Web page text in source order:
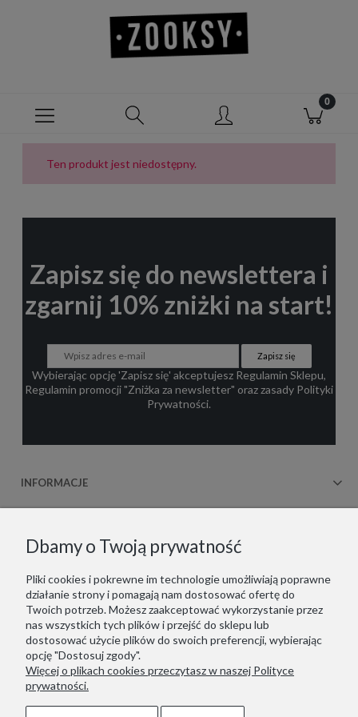
Ten produkt jest niedostępny.
Zapisz się do newslettera i
zgarnij 10% zniżki na start!
Zapisz się
Wybierając opcję 'Zapisz się' akceptujesz Regulamin Sklepu,
Regulamin promocji "Zniżka za newsletter" oraz zasady Polityki
Prywatności.
INFORMACJE
KONTAKT
Copyrights © 2021 - ZOOKSY.
Jesteśmy zarejestrowani w niemieckim systemie LUCID
(Verpackungsregister): DE1916650756162
Dbamy o Twoją prywatność
Pliki cookies i pokrewne im technologie umożliwiają poprawne
działanie strony i pomagają nam dostosować ofertę do
Twoich potrzeb. Możesz zaakceptować wykorzystanie przez
nas wszystkich tych plików i przejść do sklepu lub
dostosować użycie plików do swoich preferencji, wybierając
opcję "Dostosuj zgody".
Więcej o plikach cookies przeczytasz w naszej Polityce
prywatności.